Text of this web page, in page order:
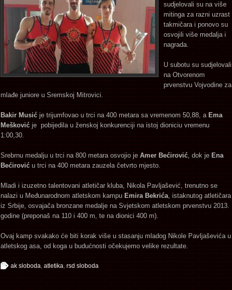
sudjelovali su na više
mitinga za razni uzrast
takmičara i ponovo su
osvojili više medalja i
nagrada.
U subotu su sudjelovali
na Otvorenom
prvenstvu Vojvodine za
mlađe juniore u Sremskoj Mitrovici.
Bakir Musić je trijumfovao u trci na 400 metara sa vremenom 50,88, a Ema
Mešković je pobijedila u ženskoj konkurenciji na istoj dioniciu vremenu
1:00,30.
Srebrnu medalju u trci na 800 metara osvojio je Amer Bećirović, dok je Ena
Bećirović u trci na 400 metara zauzela četvrto mjesto.
Mladi i izuzetno talentovani atletičar kluba, Nikola Pavljašević, trenutno se
nalazi u Međunarodnom atletskom kampu Emira Bekrića, istaknutog atletičara
iz Srbije, osvajača bronzane medalje na Svjetskom atletskom prvenstvu 2013.
godine (preponaš na 110 i 400 m, te na dionici 400 m).
Ovaj kamp svakako će biti korak više u stasanju mladog Nikole Pavljaševića u
atletskog asa, od koga u budućnosti očekujemo velike rezultate.
ak sloboda, atletika, rsd sloboda